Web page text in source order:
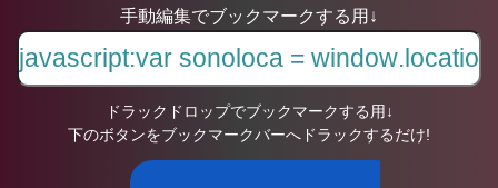
手動編集でブックマークする用↓
ドラックドロップでブックマークする用↓
下のボタンをブックマークバーへドラックするだけ!